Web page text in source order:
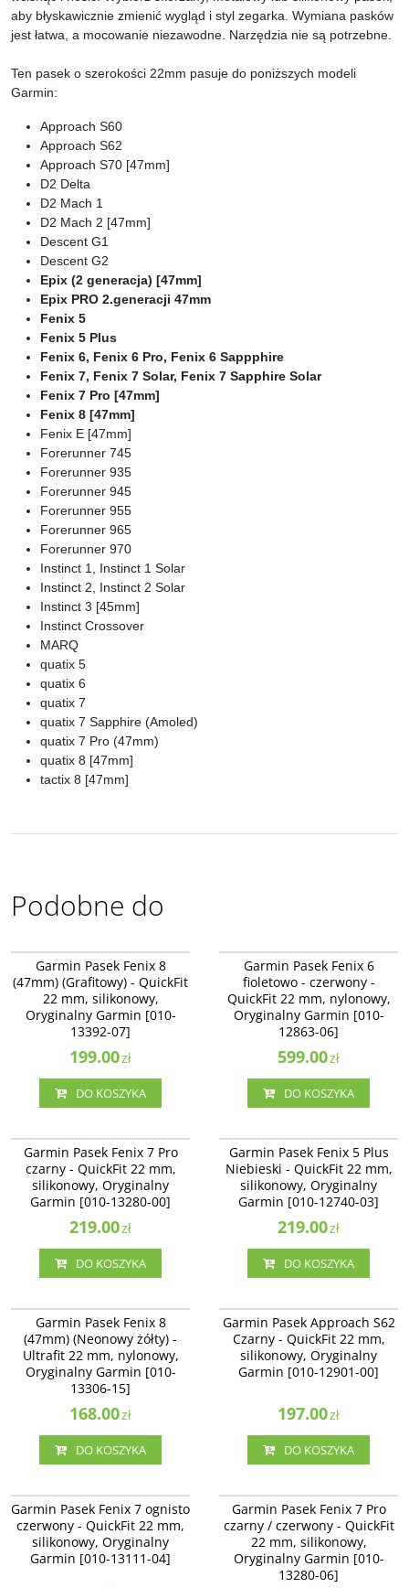
aby błyskawicznie zmienić wygląd i styl zegarka. Wymiana pasków
jest łatwa, a mocowanie niezawodne. Narzędzia nie są potrzebne.
Ten pasek o szerokości 22mm pasuje do poniższych modeli
Garmin:
Approach S60
Approach S62
Approach S70 [47mm]
D2 Delta
D2 Mach 1
D2 Mach 2 [47mm]
Descent G1
Descent G2
Epix (2 generacja) [47mm]
Epix PRO 2.generacji 47mm
Fenix 5
Fenix 5 Plus
Fenix 6, Fenix 6 Pro, Fenix 6 Sappphire
Fenix 7, Fenix 7 Solar, Fenix 7 Sapphire Solar
Fenix 7 Pro [47mm]
Fenix 8 [47mm]
Fenix E [47mm]
Forerunner 745
Forerunner 935
Forerunner 945
Forerunner 955
Forerunner 965
Forerunner 970
Instinct 1, Instinct 1 Solar
Instinct 2, Instinct 2 Solar
Instinct 3 [45mm]
Instinct Crossover
MARQ
quatix 5
quatix 6
quatix 7
quatix 7 Sapphire (Amoled)
quatix 7 Pro (47mm)
quatix 8 [47mm]
tactix 8 [47mm]
Podobne do
Garmin Pasek Fenix 8
(47mm) (Grafitowy) - QuickFit
22 mm, silikonowy,
Oryginalny Garmin [010-
13392-07]
199.00zł
DO KOSZYKA
Garmin Pasek Fenix 6
fioletowo - czerwony -
QuickFit 22 mm, nylonowy,
Oryginalny Garmin [010-
12863-06]
599.00zł
DO KOSZYKA
Garmin Pasek Fenix 7 Pro
czarny - QuickFit 22 mm,
silikonowy, Oryginalny
Garmin [010-13280-00]
219.00zł
DO KOSZYKA
Garmin Pasek Fenix 5 Plus
Niebieski - QuickFit 22 mm,
silikonowy, Oryginalny
Garmin [010-12740-03]
219.00zł
DO KOSZYKA
Garmin Pasek Fenix 8
(47mm) (Neonowy żółty) -
Ultrafit 22 mm, nylonowy,
Oryginalny Garmin [010-
13306-15]
168.00zł
DO KOSZYKA
Garmin Pasek Approach S62
Czarny - QuickFit 22 mm,
silikonowy, Oryginalny
Garmin [010-12901-00]
197.00zł
DO KOSZYKA
Garmin Pasek Fenix 7 ognisto
czerwony - QuickFit 22 mm,
silikonowy, Oryginalny
Garmin [010-13111-04]
Garmin Pasek Fenix 7 Pro
czarny / czerwony - QuickFit
22 mm, silikonowy,
Oryginalny Garmin [010-
13280-06]